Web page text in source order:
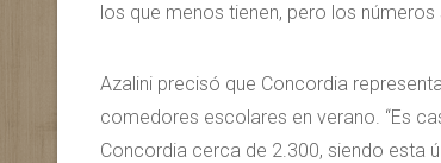
los que menos tienen, pero los
Azalini precisó que Concordia
comedores escolares en verano. “Es
Concordia cerca de 2.300, siendo esta